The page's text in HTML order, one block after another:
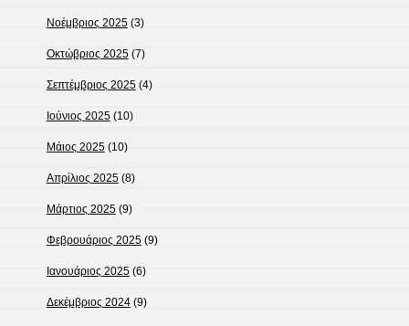
Νοέμβριος 2025(3)
Οκτώβριος 2025(7)
Σεπτέμβριος 2025(4)
Ιούνιος 2025(10)
Μάιος 2025(10)
Απρίλιος 2025(8)
Μάρτιος 2025(9)
Φεβρουάριος 2025(9)
Ιανουάριος 2025(6)
Δεκέμβριος 2024(9)